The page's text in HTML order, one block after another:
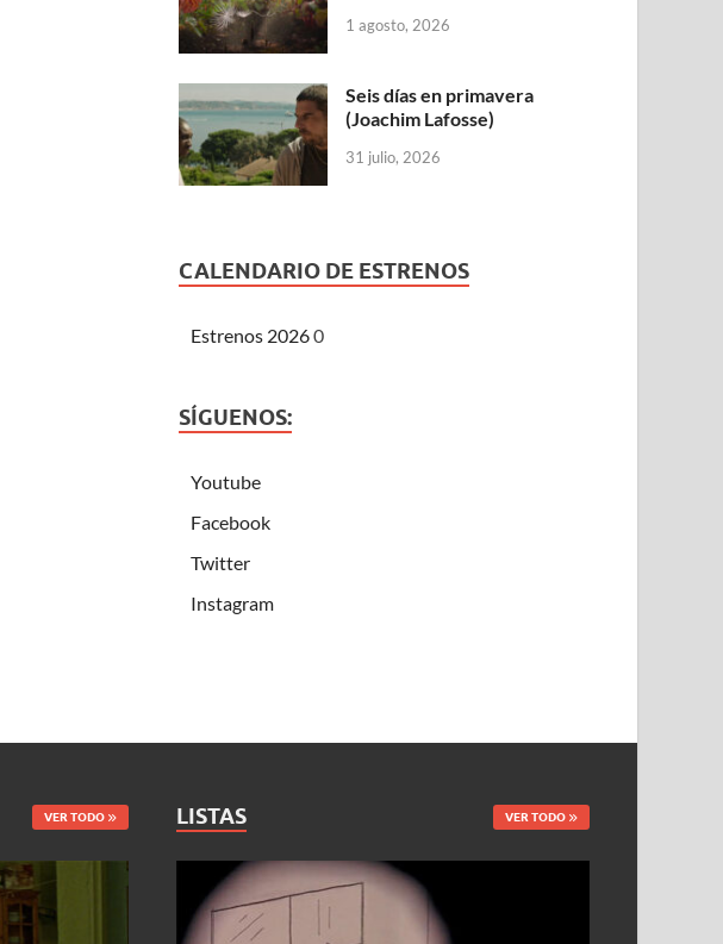
1 agosto, 2026
Seis días en primavera
(Joachim Lafosse)
31 julio, 2026
CALENDARIO DE ESTRENOS
Estrenos 20260
SÍGUENOS:
Youtube
Facebook
Twitter
Instagram
VER TODO LISTAS VER TODO